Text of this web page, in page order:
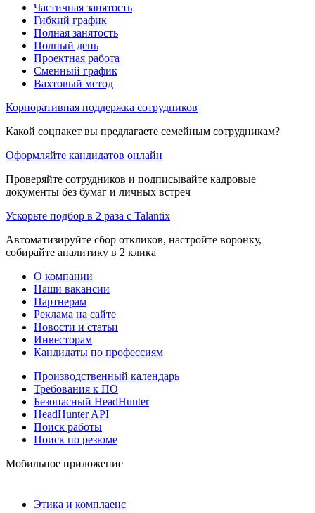
Частичная занятость
Гибкий график
Полная занятость
Полный день
Проектная работа
Сменный график
Вахтовый метод
Корпоративная поддержка сотрудников
Какой соцпакет вы предлагаете семейным сотрудникам?
Оформляйте кандидатов онлайн
Проверяйте сотрудников и подписывайте кадровые
документы без бумаг и личных встреч
Ускорьте подбор в 2 раза с Talantix
Автоматизируйте сбор откликов, настройте воронку,
собирайте аналитику в 2 клика
О компании
Наши вакансии
Партнерам
Реклама на сайте
Новости и статьи
Инвесторам
Кандидаты по профессиям
Производственный календарь
Требования к ПО
Безопасный HeadHunter
HeadHunter API
Поиск работы
Поиск по резюме
Мобильное приложение
Этика и комплаенс